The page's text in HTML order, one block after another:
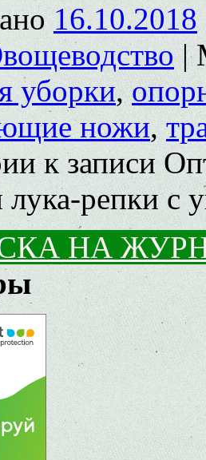
16.10.2018
|
уборки,
ножи,
к записи
репки с
НА